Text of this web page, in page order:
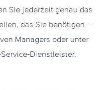
Sie jederzeit genau das
das Sie benötigen –
Managers oder unter
Dienstleister.